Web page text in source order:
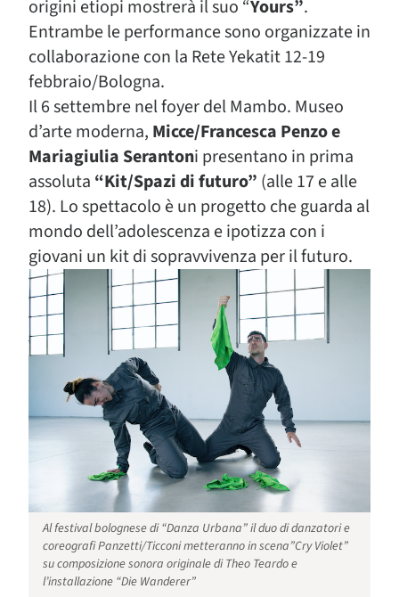
origini etiopi mostrerà il suo “Yours”.
Entrambe le performance sono organizzate in
collaborazione con la Rete Yekatit 12-19
febbraio/Bologna.
Il 6 settembre nel foyer del Mambo. Museo
d’arte moderna, Micce/Francesca Penzo e
Mariagiulia Serantoni presentano in prima
assoluta “Kit/Spazi di futuro” (alle 17 e alle
18). Lo spettacolo è un progetto che guarda al
mondo dell’adolescenza e ipotizza con i
giovani un kit di sopravvivenza per il futuro.
Al festival bolognese di “Danza Urbana” il duo di danzatori e
coreografi Panzetti/Ticconi metteranno in scena”Cry Violet”
su composizione sonora originale di Theo Teardo e
l’installazione “Die Wanderer”